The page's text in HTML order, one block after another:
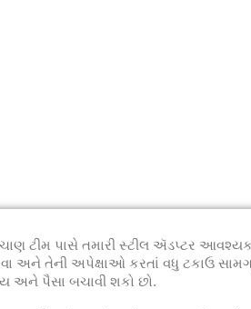
ટીમ પાસે તમારી સ્ટીલ ઍડપ્ટર
અને તેની અપેક્ષાઓ કરતાં વધુ ટકાઉ
અને પૈસા બચાવી શકો છો.